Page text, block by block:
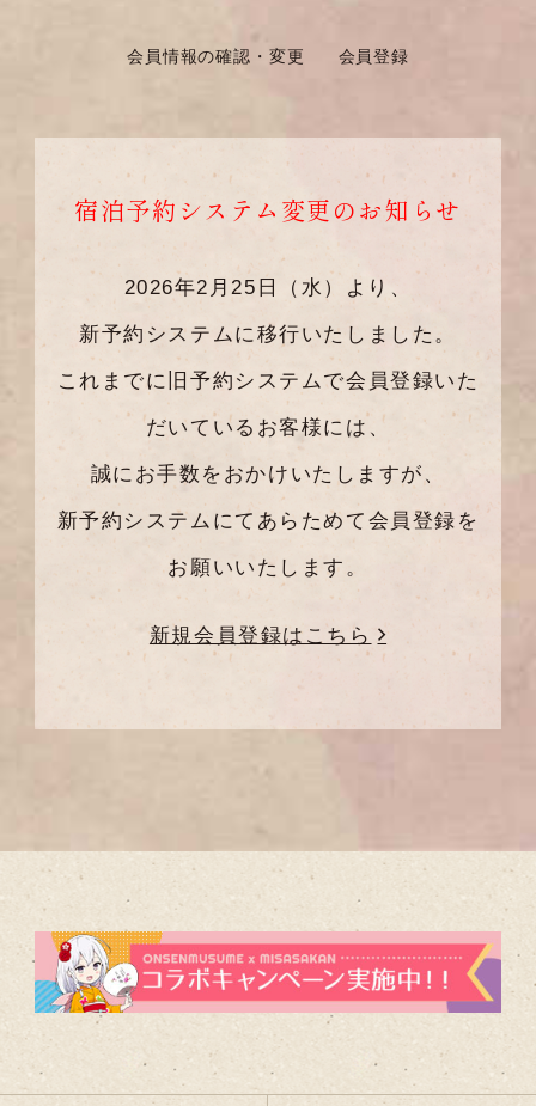
会員情報の確認・変更 会員登録
宿泊予約システム変更のお知らせ
2026年2月25日（水）より、
新予約システムに移行いたしました。
これまでに旧予約システムで会員登録いた
だいているお客様には、
誠にお手数をおかけいたしますが、
新予約システムにてあらためて会員登録を
お願いいたします。
新規会員登録はこちら